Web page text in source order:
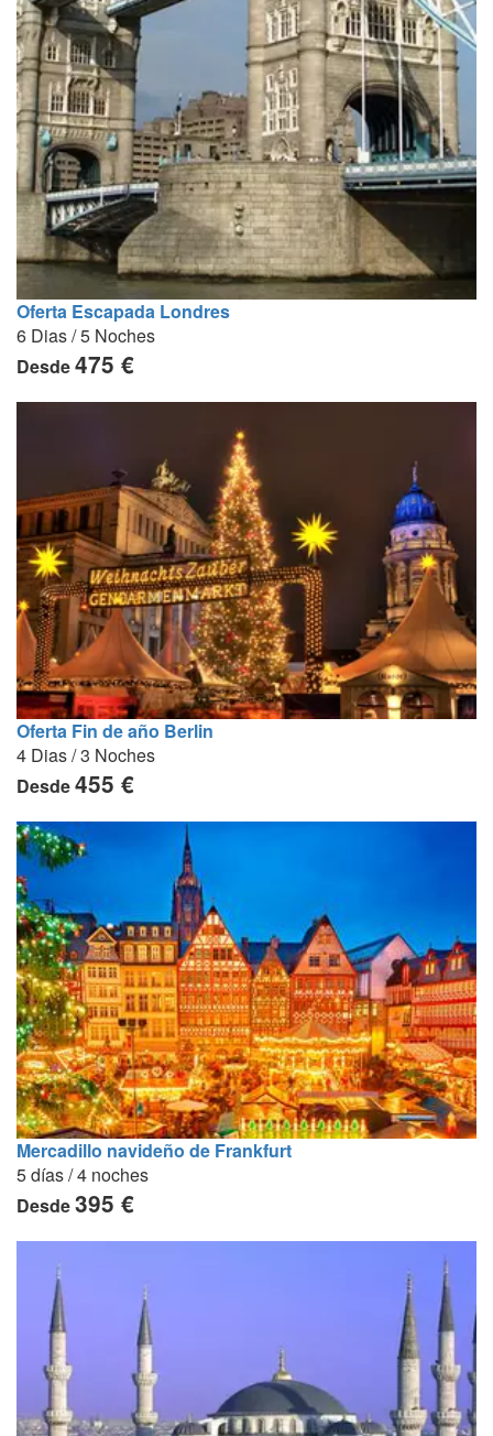
Oferta Escapada Londres
6 Dias / 5 Noches
Desde475 €
Oferta Fin de año Berlin
4 Dias / 3 Noches
Desde455 €
Mercadillo navideño de Frankfurt
5 días / 4 noches
Desde395 €